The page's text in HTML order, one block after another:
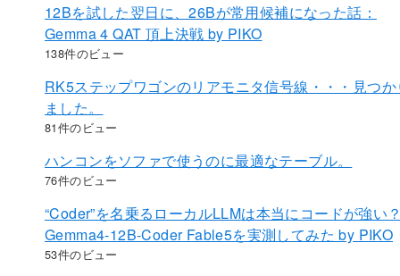
12Bを試した翌日に、26Bが常用候補になった話：
Gemma 4 QAT 頂上決戦 by PIKO
138件のビュー
RK5ステップワゴンのリアモニタ信号線・・・見つか
ました。
81件のビュー
ハンコンをソファで使うのに最適なテーブル。
76件のビュー
“Coder”を名乗るローカルLLMは本当にコードが強い
Gemma4-12B-Coder Fable5を実測してみた by PIKO
53件のビュー